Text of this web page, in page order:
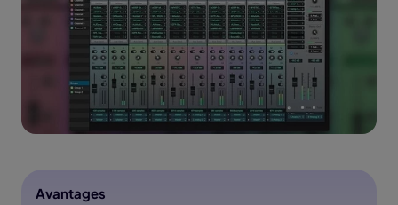
Avantages